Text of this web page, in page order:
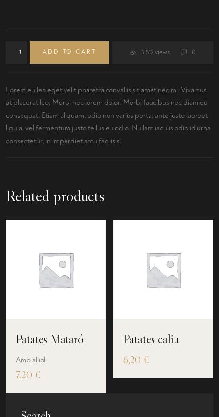
ADD TO CART 3.512 views 0
Lorem eu leo eget velit pharetra convallis sit amet nec mi. Vivamus
at placerat leo. Morbi nec lorem dolor. Morbi faucibus nec diam eu
consequat. Etiam aliquam, odio non varius porta, ante justo laoreet
ligula, vel fermentum justo tellus eu odio. Nullam iaculis odio id urna
consectetur, in imperdiet arcu facilisis.
Related products
Patates Mataró
Amb allioli
7,20 €
Patates caliu
6,20 €